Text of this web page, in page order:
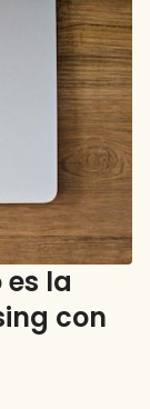
es la
con